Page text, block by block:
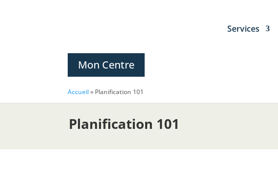
Services
Mon Centre
Accueil» Planification 101
Planification 101